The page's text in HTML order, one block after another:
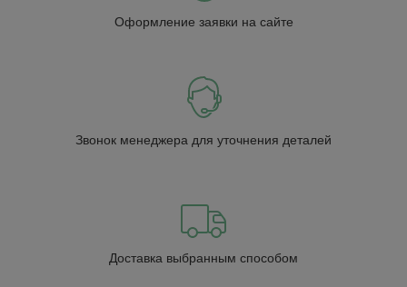
Оформление заявки на сайте
Звонок менеджера для уточнения деталей
Доставка выбранным способом